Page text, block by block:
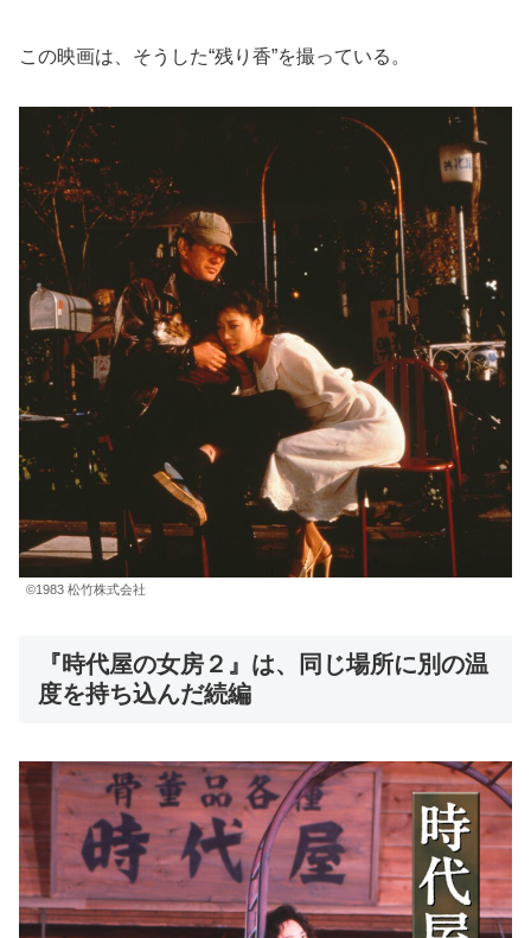
この映画は、そうした“残り香”を撮っている。
©1983 松竹株式会社
『時代屋の女房２』は、同じ場所に別の温
度を持ち込んだ続編